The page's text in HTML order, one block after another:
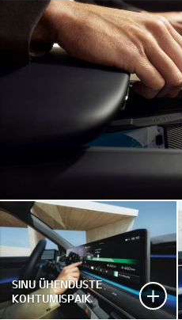
SINU ÜHENDUSTE
KOHTUMISPAIK